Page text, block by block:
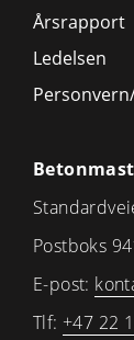
Årsrapport
Ledelsen
Betonmast
Postboks
E-post:
Tlf: +47 22